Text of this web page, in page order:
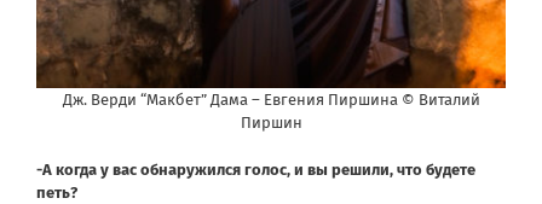
Дж. Верди “Макбет” Дама – Евгения Пиршина © Виталий
Пиршин
-А когда у вас обнаружился голос, и вы решили, что будете
петь?